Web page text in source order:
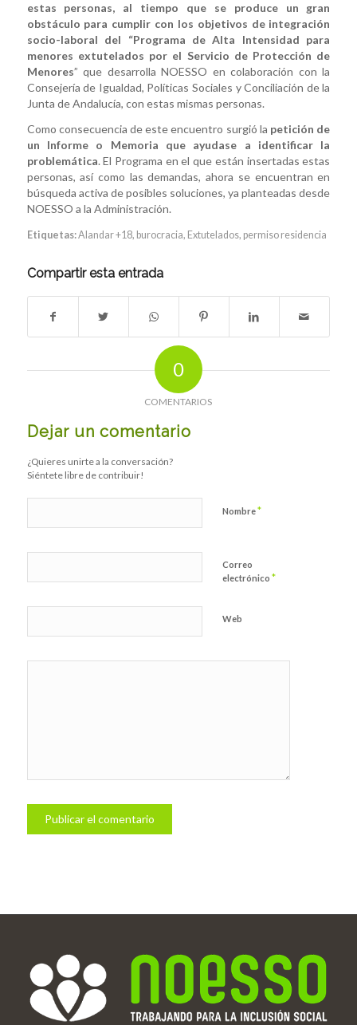
estas personas, al tiempo que se produce un gran
obstáculo para cumplir con los objetivos de integración
socio-laboral del “Programa de Alta Intensidad para
menores extutelados por el Servicio de Protección de
Menores” que desarrolla NOESSO en colaboración con la
Consejería de Igualdad, Políticas Sociales y Conciliación de la
Junta de Andalucía, con estas mismas personas.
Como consecuencia de este encuentro surgió la petición de
un Informe o Memoria que ayudase a identificar la
problemática. El Programa en el que están insertadas estas
personas, así como las demandas, ahora se encuentran en
búsqueda activa de posibles soluciones, ya planteadas desde
NOESSO a la Administración.
Etiquetas:Alandar +18, burocracia, Extutelados, permiso residencia
Compartir esta entrada
0
COMENTARIOS
Dejar un comentario
¿Quieres unirte a la conversación?
Siéntete libre de contribuir!
Nombre*
Correo
electrónico *
Web